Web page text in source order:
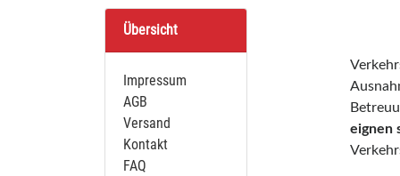
Übersicht
Impressum
AGB
Versand
Kontakt
FAQ
eignen